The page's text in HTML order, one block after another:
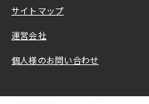
サイトマップ
運営会社
個人様のお問い合わせ